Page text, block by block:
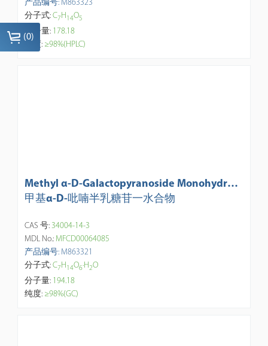
产品编号: M863323
分子式:C7 H 14O5
分子量: 178.18
纯度: ≥98%(HPLC)
Methyl α-D-Galactopyranoside Monohydrat
e
甲基α-D-吡喃半乳糖苷一水合物
CAS 号:34004-14-3
MDL No.: MFCD00064085
产品编号: M863321
分子式:C7 H 14O6·H2O
分子量: 194.18
纯度: ≥98%(GC)
(0)